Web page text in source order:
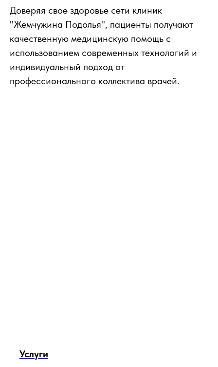
Доверяя свое здоровье сети клиник
"Жемчужина Подолья", пациенты получают
качественную медицинскую помощь с
использованием современных технологий и
индивидуальный подход от
профессионального коллектива врачей.
Услуги